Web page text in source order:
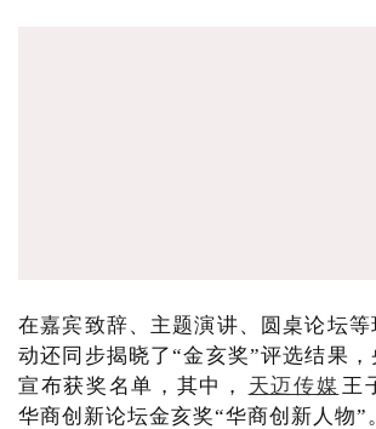
在嘉宾致辞、主题演讲、圆桌论坛
动还同步揭晓了“金亥奖”评选结果，
宣布获奖名单，其中，
天迈传媒 王
华商创新论坛金亥奖“华商创新人物”